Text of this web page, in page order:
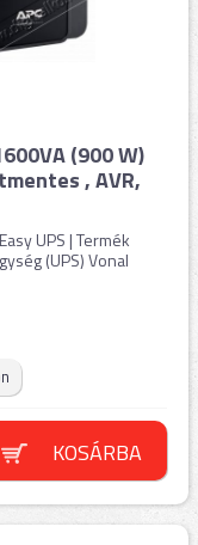
(900 W)
, AVR,
UPS | Termék
(UPS) Vonal
KOSÁRBA